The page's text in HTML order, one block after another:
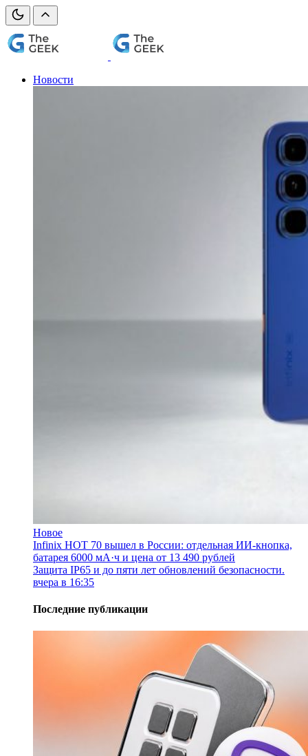
Новости
Новое
Infinix HOT 70 вышел в России: отдельная ИИ-кнопка,
батарея 6000 мА·ч и цена от 13 490 рублей
Защита IP65 и до пяти лет обновлений безопасности.
вчера в 16:35
Последние публикации